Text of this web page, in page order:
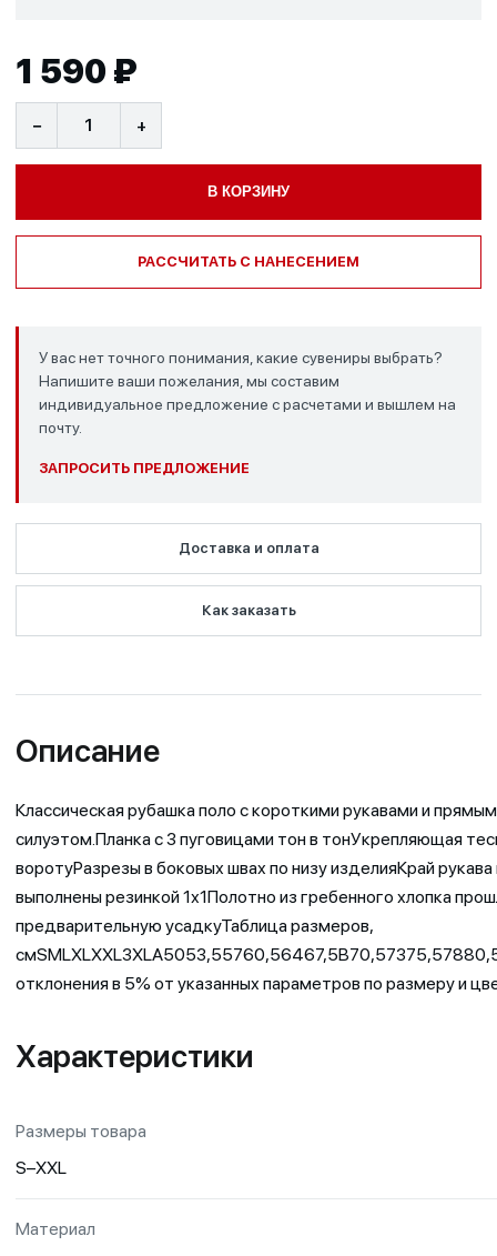
1 590 ₽
− +
В КОРЗИНУ
РАССЧИТАТЬ С НАНЕСЕНИЕМ
У вас нет точного понимания, какие сувениры выбрать?
Напишите ваши пожелания, мы составим
индивидуальное предложение с расчетами и вышлем на
почту.
ЗАПРОСИТЬ ПРЕДЛОЖЕНИЕ
Доставка и оплата
Как заказать
Описание
Классическая рубашка поло с короткими рукавами и прямым
силуэтом.Планка с 3 пуговицами тон в тонУкрепляющая
воротуРазрезы в боковых швах по низу изделияКрай рукава
выполнены резинкой 1х1Полотно из гребенного хлопка
предварительную усадкуТаблица размеров,
отклонения в 5% от указанных параметров по размеру и
Характеристики
Размеры товара
S–XXL
Материал